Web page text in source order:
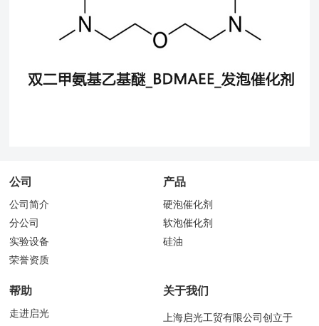
公司
公司简介
分公司
实验设备
荣誉资质
产品
硬泡催化剂
软泡催化剂
硅油
帮助
走进启光
关于我们
上海启光工贸有限公司创立于